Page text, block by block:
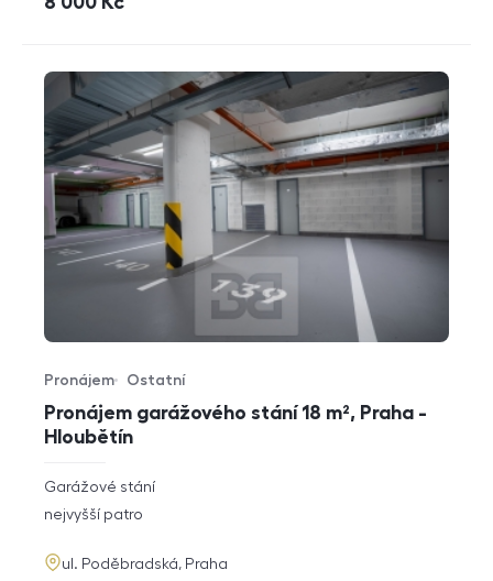
Pronájem garážového stání 18 m², Praha -
Hloubětín
Typ nabídky
Pronájem
Typ nemovitosti
Ostatní
rozměry
dispozice
Garážové stání
funkce
nejvyšší patro
adresa
ul. Poděbradská, Praha